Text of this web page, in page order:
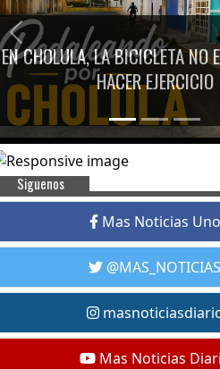
EN CHOLULA, LA BICICLETA NO
HACER EJERCICIO
Previous
Siguenos
Mas Noticias Uno
@MAS_NOTICIAS
Mas Noticias